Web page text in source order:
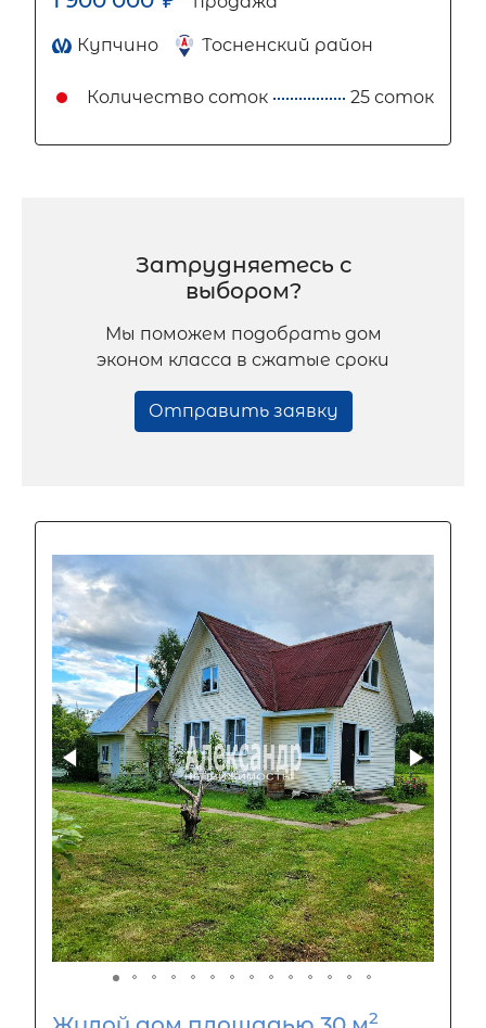
Купчино Тосненский район
Количество соток 25 соток
Затрудняетесь с
выбором?
Мы поможем подобрать дом
эконом класса в сжатые сроки
Отправить заявку
2